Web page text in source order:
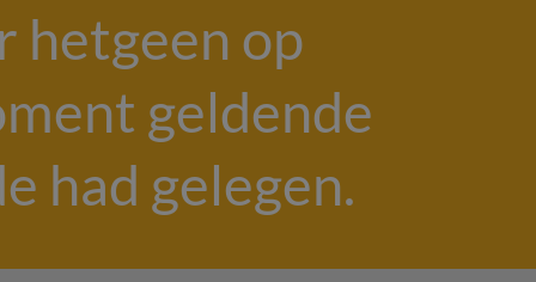
hetgeen op
geldende
had gelegen.